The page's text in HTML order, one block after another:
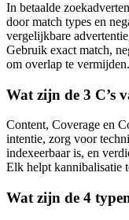
In betaalde
door match types en
vergelijkbare
Gebruik exact match,
om overlap te vermijden.
Wat zijn de 3 C’s
Content, Coverage en
intentie, zorg voor
indexeerbaar is, en
Elk helpt kannibalisatie
Wat zijn de 4